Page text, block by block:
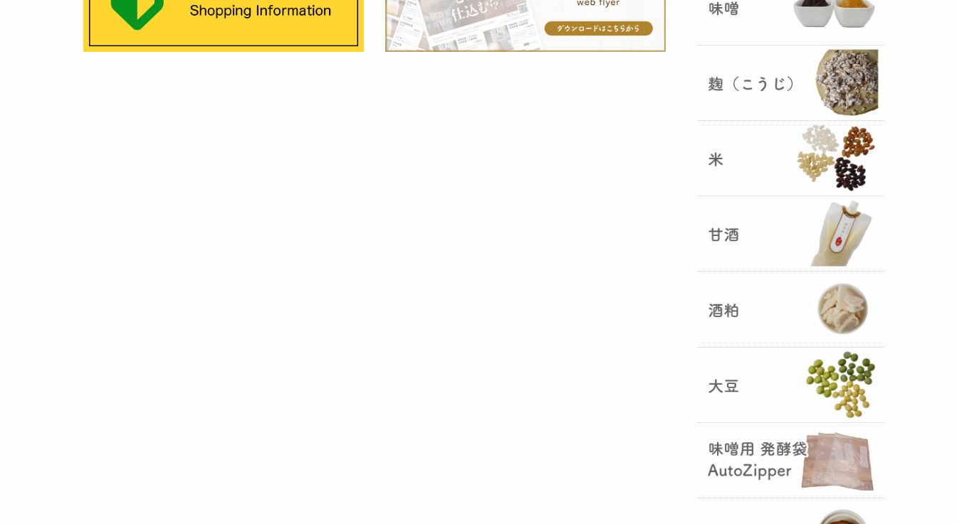
山形さくらんぼ甘酒ゼリー発売
山形のさくらんぼをペーストにし
て、当店の生甘酒と合わせフレッ
シュな酸味の効いたさくらんぼ甘
が出来まし
た。
おたまやジャン 辛味噌発売！
5つの素材だけで出来た辛味
おたまやジャ
』が登場しました！そのままで
も、薬味や調味料を足しても利用
できます。
（2025年02月